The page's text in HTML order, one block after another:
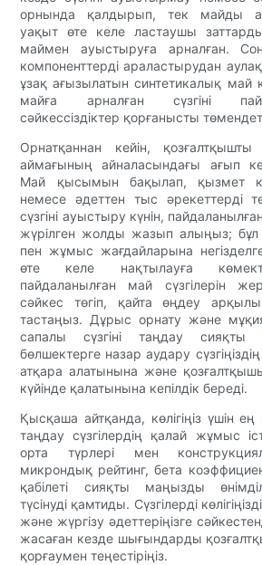
орнында қалдырып, тек майды
уақыт өте келе ластаушы
маймен ауыстыруға арналған.
компоненттерді араластырудан
ұзақ ағызылатын синтетикалық май
майға арналған сүзгіні
сәйкессіздіктер қорғанысты
Орнатқаннан кейін,
аймағының айналасындағы ағып
Май қысымын бақылап, қызмет
немесе әдеттен тыс әрекеттерді
сүзгіні ауыстыру күнін,
жүрілген жолды жазып алыңыз; бұл
пен жұмыс жағдайларына
өте келе нақтылауға
пайдаланылған май сүзгілерін
сәйкес төгіп, қайта өңдеу арқылы
тастаңыз. Дұрыс орнату және
сапалы сүзгіні таңдау
бөлшектерге назар аудару
атқара алатынына және
күйінде қалатынына кепілдік береді.
Қысқаша айтқанда, көлігіңіз үшін
таңдау сүзгілердің қалай жұмыс
орта түрлері мен
микрондық рейтинг, бета
қабілеті сияқты маңызды
түсінуді қамтиды. Сүзгілерді
және жүргізу әдеттеріңізге
жасаған кезде шығындарды
қорғаумен теңестіріңіз.